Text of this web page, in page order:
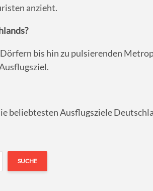
anzieht.
bis hin zu pulsierenden
beliebtesten Ausflugsziele
SUCHE